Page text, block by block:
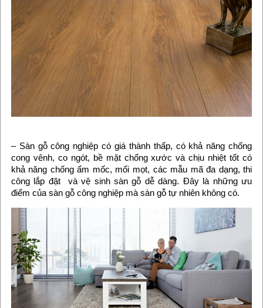
– Sàn gỗ công nghiệp có giá thành thấp, có khả năng chống
cong vênh, co ngót, bề mặt chống xước và chịu nhiệt tốt có
khả năng chống ẩm mốc, mối mọt, các mẫu mã đa dạng, thi
công lắp đặt và vệ sinh sàn gỗ dễ dàng. Đây là những ưu
điểm của sàn gỗ công nghiệp mà sàn gỗ tự nhiên không có.